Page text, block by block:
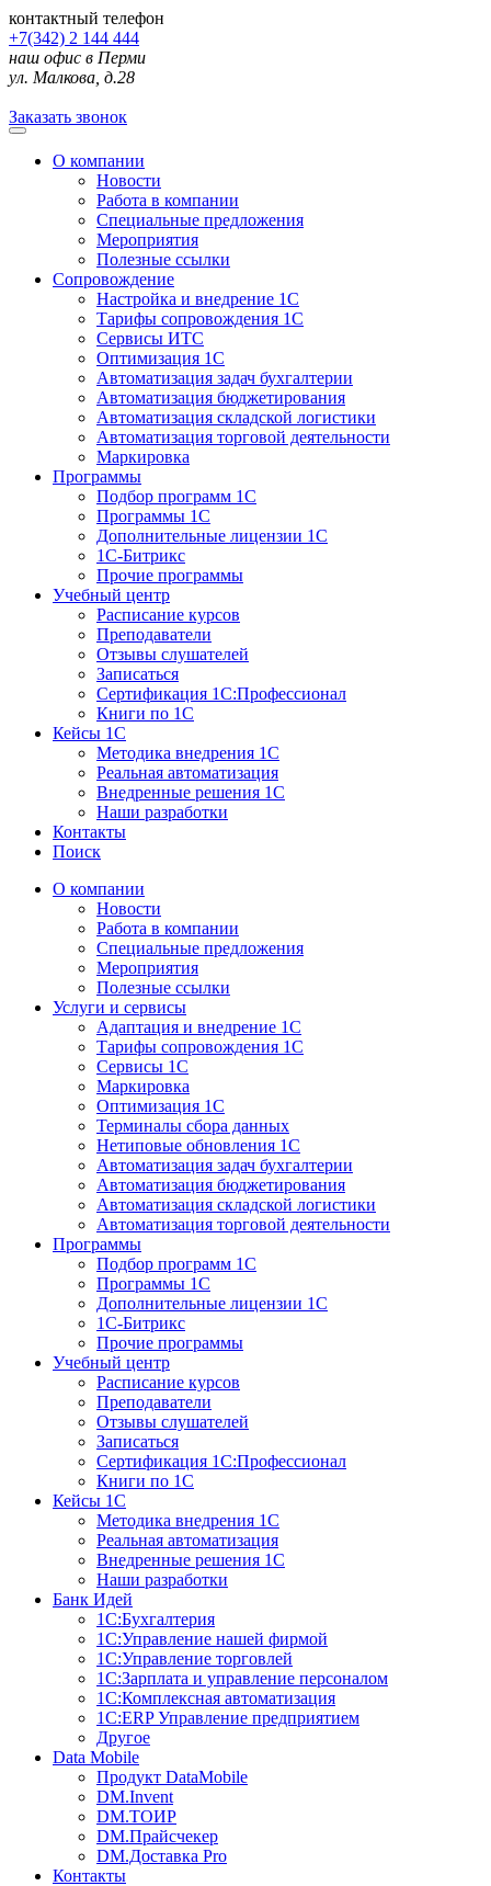
контактный телефон
+7(342) 2 144 444
наш офис в Перми
ул. Малкова, д.28
Заказать звонок
О компании
Новости
Работа в компании
Специальные предложения
Мероприятия
Полезные ссылки
Сопровождение
Настройка и внедрение 1С
Тарифы сопровождения 1С
Сервисы ИТС
Оптимизация 1С
Автоматизация задач бухгалтерии
Автоматизация бюджетирования
Автоматизация складской логистики
Автоматизация торговой деятельности
Маркировка
Программы
Подбор программ 1С
Программы 1С
Дополнительные лицензии 1С
1С-Битрикс
Прочие программы
Учебный центр
Расписание курсов
Преподаватели
Отзывы слушателей
Записаться
Сертификация 1С:Профессионал
Книги по 1С
Кейсы 1С
Методика внедрения 1С
Реальная автоматизация
Внедренные решения 1С
Наши разработки
Контакты
Поиск
О компании
Новости
Работа в компании
Специальные предложения
Мероприятия
Полезные ссылки
Услуги и сервисы
Адаптация и внедрение 1С
Тарифы сопровождения 1С
Сервисы 1С
Маркировка
Оптимизация 1С
Терминалы сбора данных
Нетиповые обновления 1С
Автоматизация задач бухгалтерии
Автоматизация бюджетирования
Автоматизация складской логистики
Автоматизация торговой деятельности
Программы
Подбор программ 1С
Программы 1С
Дополнительные лицензии 1С
1С-Битрикс
Прочие программы
Учебный центр
Расписание курсов
Преподаватели
Отзывы слушателей
Записаться
Сертификация 1С:Профессионал
Книги по 1С
Кейсы 1С
Методика внедрения 1С
Реальная автоматизация
Внедренные решения 1С
Наши разработки
Банк Идей
1С:Бухгалтерия
1С:Управление нашей фирмой
1С:Управление торговлей
1С:Зарплата и управление персоналом
1С:Комплексная автоматизация
1С:ERP Управление предприятием
Другое
Data Mobile
Продукт DataMobile
DM.Invent
DM.ТОИР
DM.Прайсчекер
DM.Доставка Pro
Контакты